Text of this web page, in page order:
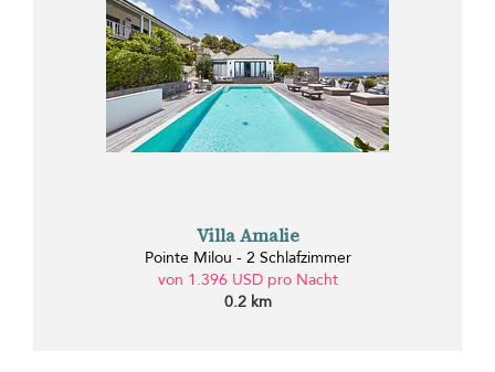
Villa Amalie
Pointe Milou - 2 Schlafzimmer
von 1.396 USD pro Nacht
0.2 km